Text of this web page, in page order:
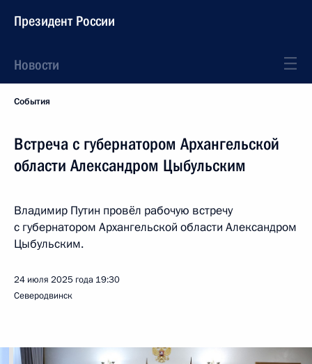
Президент России
Новости
События
Встреча с губернатором Архангельской
области Александром Цыбульским
Владимир Путин провёл рабочую встречу
с губернатором Архангельской области Александром
Цыбульским.
24 июля 2025 года 19:30
Северодвинск